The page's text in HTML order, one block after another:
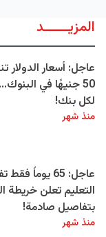
المزيــــــد
عاجل: أسعار الدولار
50 جنيهًا في
لكل بنك!
منذ شهر
عاجل: 65
التعليم تعلن خريطة
بتفاصيل صادمة!
منذ شهر